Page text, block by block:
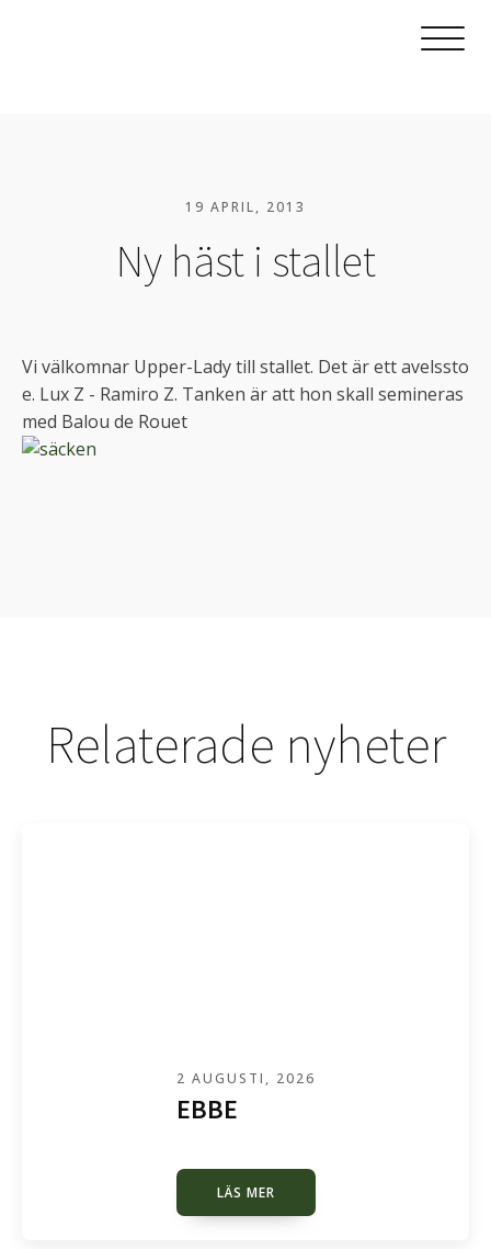
19 APRIL, 2013
Ny häst i stallet
Vi välkomnar Upper-Lady till stallet. Det är ett avelssto
e. Lux Z - Ramiro Z. Tanken är att hon skall semineras
med Balou de Rouet
Relaterade nyheter
2 AUGUSTI, 2026
EBBE
LÄS MER